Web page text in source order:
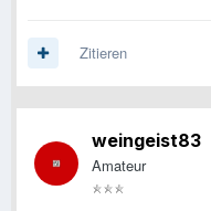
Zitieren
weingeist83
Amateur